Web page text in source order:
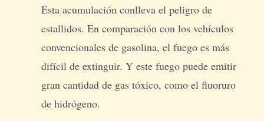
Esta acumulación conlleva el peligro de
estallidos. En comparación con los vehículos
convencionales de gasolina, el fuego es más
difícil de extinguir. Y este fuego puede emitir
gran cantidad de gas tóxico, como el fluoruro
de hidrógeno.